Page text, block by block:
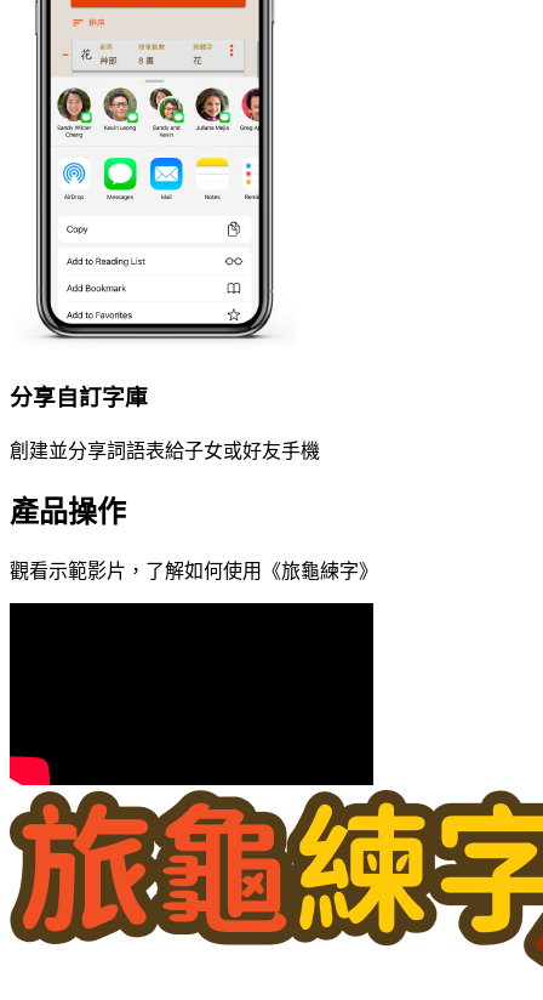
分享自訂字庫
創建並分享詞語表給子女或好友手機
產品操作
觀看示範影片，了解如何使用《旅龜練字》